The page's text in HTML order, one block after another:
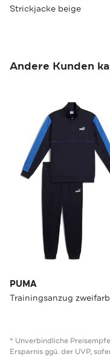
Strickjacke beige
Andere Kunden
PUMA
Trainingsanzug
* Unverbindliche
Ersparnis ggü. der UVP,